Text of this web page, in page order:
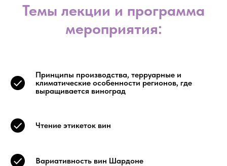
Темы лекции и программа
мероприятия:
Принципы производства, терруарные и
климатические особенности регионов, где
выращивается виноград
Чтение этикеток вин
Вариативность вин Шардоне